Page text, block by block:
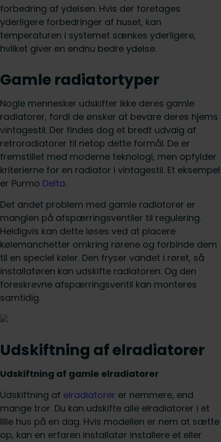
forbedring af ydelsen. Hvis der foretages
yderligere forbedringer af huset, kan
temperaturen i systemet sænkes yderligere,
hvilket giver en endnu bedre ydelse.
Gamle radiatortyper
Nogle mennesker udskifter ikke deres gamle
radiatorer, fordi de ønsker at bevare deres hjems
vintagestil. Der findes dog et bredt udvalg af
retroradiatorer til netop dette formål. De er
fremstillet med moderne teknologi, men opfylder
kriterierne for en radiator i vintagestil. Et eksempel
er Purmo Delta.
Det andet problem med gamle radiatorer er
manglen på afspærringsventiler til regulering.
Heldigvis kan dette løses ved at placere
kølemanchetter omkring rørene og forbinde dem
til en speciel køler. Den fryser vandet i røret, så
installatøren kan udskifte radiatoren. Og den
foreskrevne afspærringsventil kan monteres
samtidig.
Udskiftning af elradiatorer
Udskiftning af gamle elradiatorer
Udskiftning af elradiatorer er nemmere, end
mange tror. Du kan udskifte alle elradiatorer i et
lille hus på en dag. Hvis modellen er nem at sætte
op, kan en erfaren installatør installere et eller